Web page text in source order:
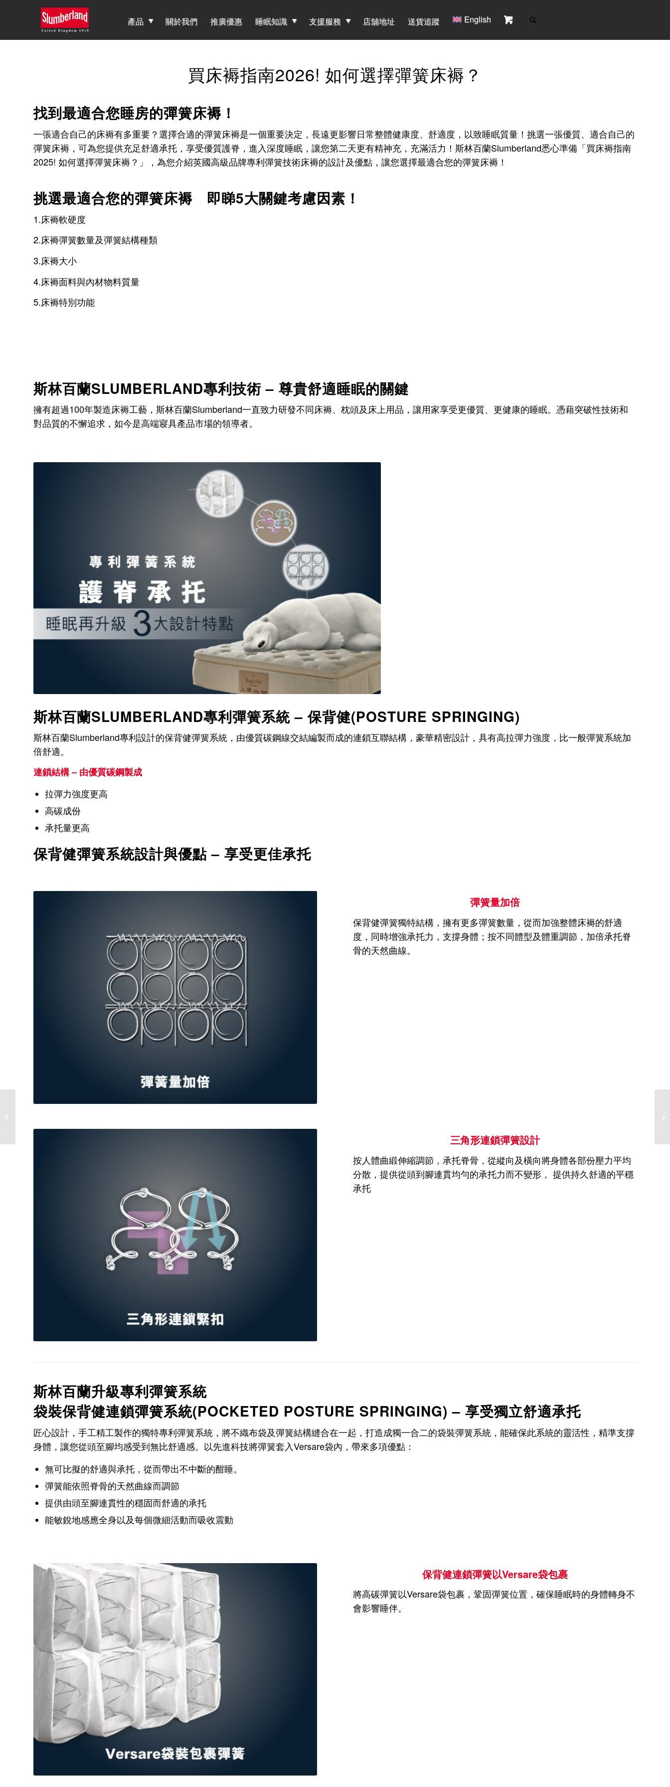
產品 關於我們 推廣優惠 睡眠知識 支援服務 店舖地址 送貨追蹤 English 
買床褥指南2026! 如何選擇彈簧床褥？
找到最適合您睡房的彈簧床褥！
一張適合自己的床褥有多重要？選擇合適的彈簧床褥是一個重要決定，長遠更影響日常整體健康度、舒適度，以致睡眠質量！挑選一張優質、適合自己的
彈簧床褥，可為您提供充足舒適承托，享受優質護脊，進入深度睡眠，讓您第二天更有精神充，充滿活力！斯林百蘭Slumberland悉心準備「買床褥指南
2025! 如何選擇彈簧床褥？」，為您介紹英國高級品牌專利彈簧技術床褥的設計及優點，讓您選擇最適合您的彈簧床褥！
挑選最適合您的彈簧床褥 即睇5大關鍵考慮因素！
1.床褥軟硬度
2.床褥彈簧數量及彈簧結構種類
3.床褥大小
4.床褥面料與內材物料質量
5.床褥特別功能
斯林百蘭SLUMBERLAND專利技術 – 尊貴舒適睡眠的關鍵
擁有超過100年製造床褥工藝，斯林百蘭Slumberland一直致力研發不同床褥、枕頭及床上用品，讓用家享受更優質、更健康的睡眠。憑藉突破性技術和
對品質的不懈追求，如今是高端寢具產品市場的領導者。
斯林百蘭SLUMBERLAND專利彈簧系統 – 保背健(POSTURE SPRINGING)
斯林百蘭Slumberland專利設計的保背健彈簧系統，由優質碳鋼線交結編製而成的連鎖互聯結構，豪華精密設計，具有高拉彈力強度，比一般彈簧系統加
倍舒適。
連鎖結構 – 由優質碳鋼製成
拉彈力強度更高
高碳成份
承托量更高
保背健彈簧系統設計與優點 – 享受更佳承托
彈簧量加倍
保背健彈簧獨特結構，擁有更多彈簧數量，從而加強整體床褥的舒適
度，同時增強承托力，支撐身體；按不同體型及體重調節，加倍承托脊
骨的天然曲線。
三角形連鎖彈簧設計
按人體曲緞伸縮調節，承托脊骨，從縱向及橫向將身體各部份壓力平均
分散，提供從頭到腳連貫均勻的承托力而不變形， 提供持久舒適的平穩
承托
斯林百蘭升級專利彈簧系統
袋裝保背健連鎖彈簧系統(POCKETED POSTURE SPRINGING) – 享受獨立舒適承托
匠心設計，手工精工製作的獨特專利彈簧系統，將不織布袋及彈簧結構縫合在一起，打造成獨一合二的袋裝彈簧系統，能確保此系統的靈活性，精準支撐
身體，讓您從頭至腳均感受到無比舒適感。以先進科技將彈簧套入Versare袋內，帶來多項優點：
無可比擬的舒適與承托，從而帶出不中斷的酣睡。
彈簧能依照脊骨的天然曲線而調節
提供由頭至腳連貫性的穩固而舒適的承托
能敏銳地感應全身以及每個微細活動而吸收震動
保背健連鎖彈簧以Versare袋包裹
將高碳彈簧以Versare袋包裹，鞏固彈簧位置，確保睡眠時的身體轉身不
會影響睡伴。
枕頭推介：COOL
香港用家必備